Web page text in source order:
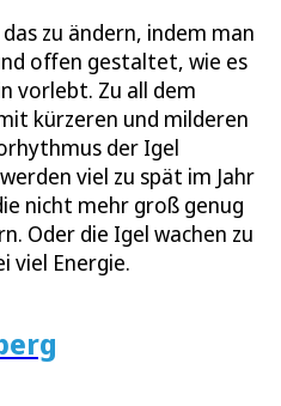
zu ändern, indem man
offen gestaltet, wie es
vorlebt. Zu all dem
kürzeren und milderen
der Igel
viel zu spät im Jahr
nicht mehr groß genug
Oder die Igel wachen zu
viel Energie.